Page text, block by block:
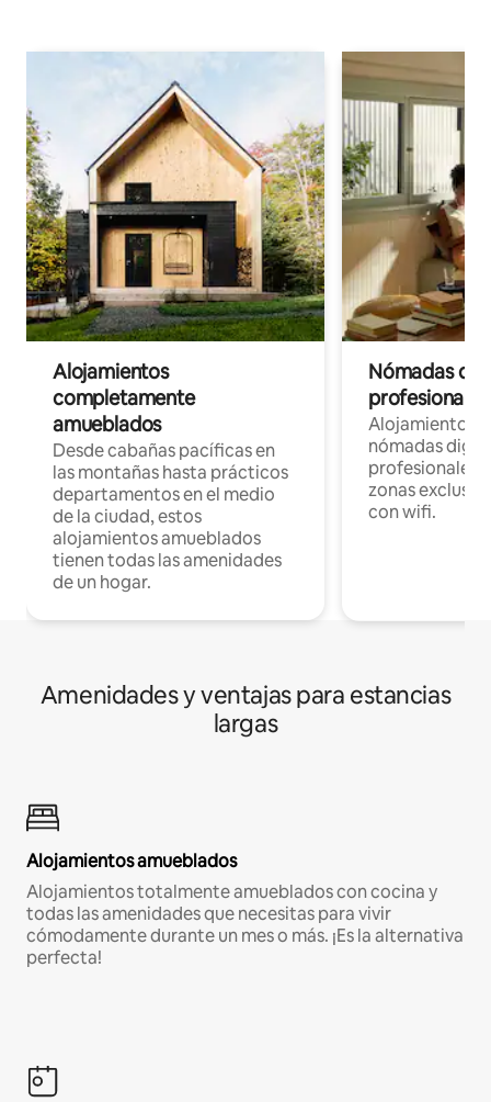
Alojamientos
completamente
amueblados
Desde cabañas pacíficas en
las montañas hasta prácticos
departamentos en el medio
de la ciudad, estos
alojamientos amueblados
tienen todas las amenidades
de un hogar.
Nómadas
Alojamientos
nómadas
profesionales
zonas
con wifi.
Amenidades y ventajas para estancias
largas
Alojamientos amueblados
Alojamientos totalmente amueblados con cocina y
todas las amenidades que necesitas para vivir
cómodamente durante un mes o más. ¡Es la alternativa
perfecta!